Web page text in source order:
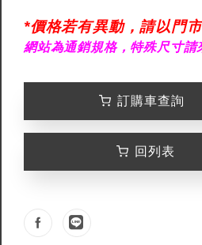
*價格若有異動，請以門
網站為通銷規格，特殊尺寸請
訂購車查詢
回列表